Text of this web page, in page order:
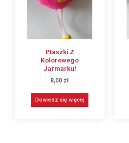
Ptaszki Z
Kolorowego
Jarmarku!
8,00 zł
Dowiedz się więcej